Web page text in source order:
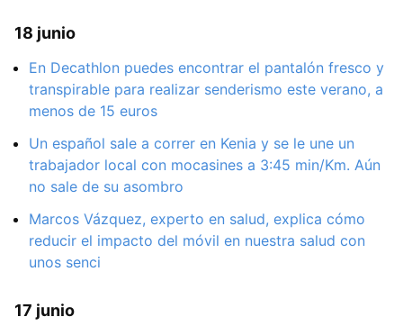
18 junio
En Decathlon puedes encontrar el pantalón fresco y
transpirable para realizar senderismo este verano, a
menos de 15 euros
Un español sale a correr en Kenia y se le une un
trabajador local con mocasines a 3:45 min/Km. Aún
no sale de su asombro
Marcos Vázquez, experto en salud, explica cómo
reducir el impacto del móvil en nuestra salud con
unos senci
17 junio